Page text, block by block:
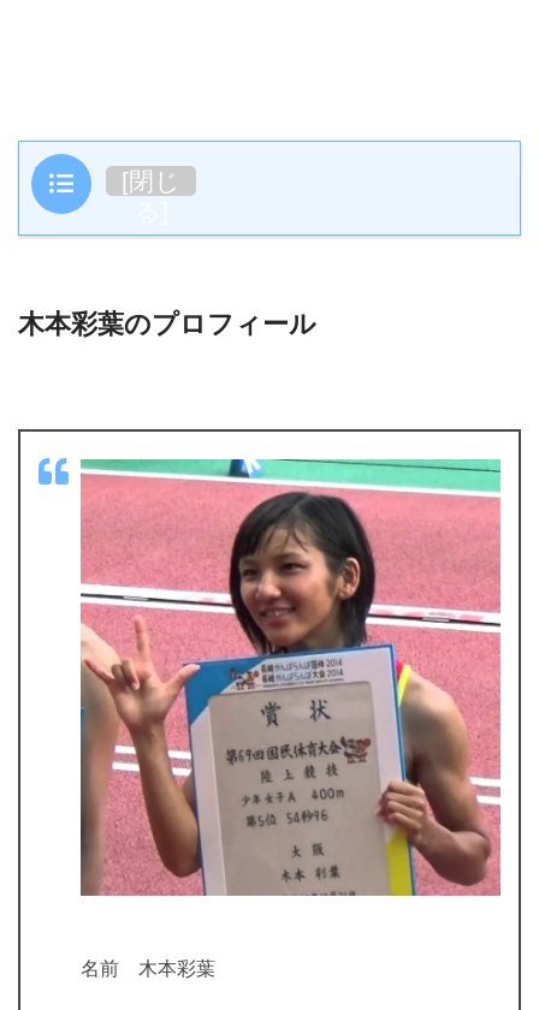
目次 [閉じ
木本彩葉のプロフィール
名前 木本彩葉